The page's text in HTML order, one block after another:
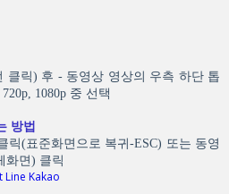
클릭) 후 - 동영상 영상의 우측 하단 톱
1080p 중 선택
방법
릭(표준화면으로 복귀-ESC) 또는 동영
화면) 클릭
Line Kakao